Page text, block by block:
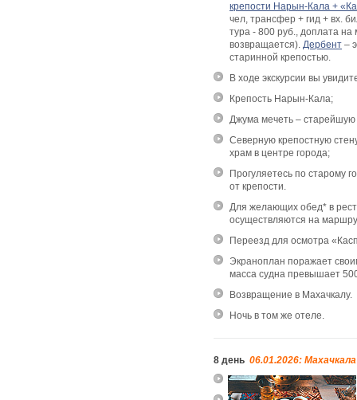
крепости Нарын-Кала +
чел, трансфер + гид + вх.
тура - 800 руб., доплата
возвращается). Дербент –
старинной крепостью.
В ходе экскурсии вы
Крепость Нарын-Кала;
Джума мечеть – старейшую
Северную крепостную
храм в центре города;
Прогуляетесь по старому
от крепости.
Для желающих обед* в
осуществляются на
Переезд для осмотра
Экраноплан поражает
масса судна превышает
Возвращение в Махачкалу.
Ночь в том же отеле.
8 день 06.01.2026: Махачкала